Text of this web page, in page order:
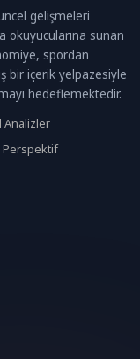
gelişmeleri
okuyucularına sunan
spordan
bir içerik yelpazesiyle
hedeflemektedir.
Analizler
Perspektif